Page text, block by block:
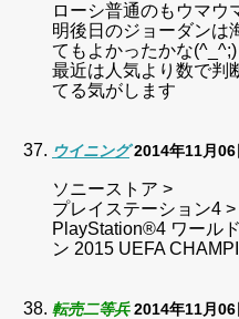
ローシ普通のもウマウ
明後日のジョーダンは
てもよかったかな(^_^;)
最近は人気より数で判
てる気がします
ウイニング 2014年11月
ソニーストア >
プレイステーション4 >
PlayStation®4 ワール
ン 2015 UEFA
転売二等兵 2014年11月